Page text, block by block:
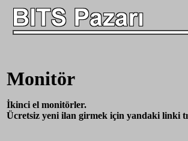
Monitör
İkinci el monitörler.
Ücretsiz yeni ilan girmek için yandaki linki